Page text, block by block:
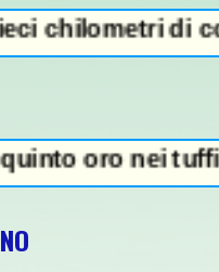
di coda -
nei tuffi